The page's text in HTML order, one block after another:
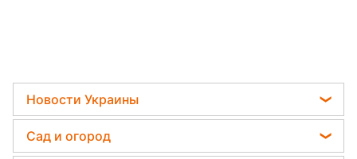
Новости Украины
Телеграм новости Украины
Сад и огород